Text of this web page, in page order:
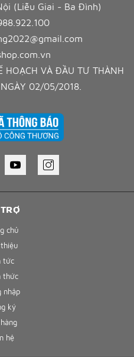
chủ
tức
thức
nhập
ký
hệ
(Liễu Giai - Ba Đình)
HOẠCH VÀ ĐẦU TƯ THÀNH
02/05/2018.